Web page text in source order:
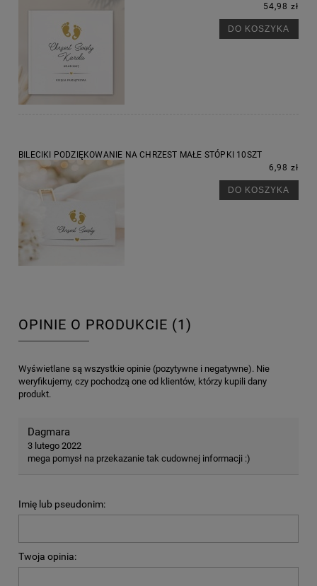
54,98 zł
DO KOSZYKA
BILECIKI PODZIĘKOWANIE NA CHRZEST MAŁE STÓPKI 10SZT
6,98 zł
DO KOSZYKA
OPINIE O PRODUKCIE (1)
Wyświetlane są wszystkie opinie (pozytywne i negatywne). Nie
weryfikujemy, czy pochodzą one od klientów, którzy kupili dany
produkt.
Dagmara
3 lutego 2022
mega pomysł na przekazanie tak cudownej informacji :)
Imię lub pseudonim:
Twoja opinia: